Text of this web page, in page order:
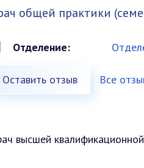
общей практики
Отделение:
Оставить отзыв Все
высшей